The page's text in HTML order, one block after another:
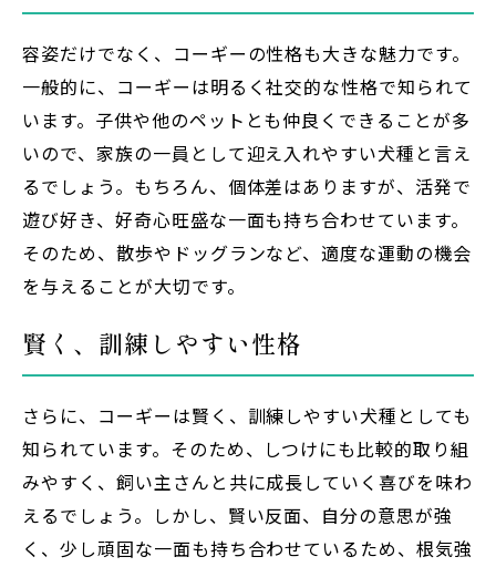
容姿だけでなく、コーギーの性格も大きな魅力です。
一般的に、コーギーは明るく社交的な性格で知られて
います。子供や他のペットとも仲良くできることが多
いので、家族の一員として迎え入れやすい犬種と言え
るでしょう。もちろん、個体差はありますが、活発で
遊び好き、好奇心旺盛な一面も持ち合わせています。
そのため、散歩やドッグランなど、適度な運動の機会
を与えることが大切です。
賢く、訓練しやすい性格
さらに、コーギーは賢く、訓練しやすい犬種としても
知られています。そのため、しつけにも比較的取り組
みやすく、飼い主さんと共に成長していく喜びを味わ
えるでしょう。しかし、賢い反面、自分の意思が強
く、少し頑固な一面も持ち合わせているため、根気強